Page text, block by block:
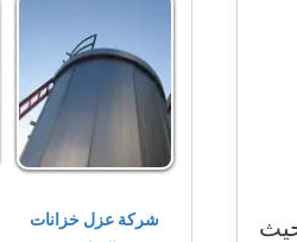
شركة عزل خزانات